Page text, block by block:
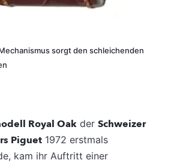
sorgt den schleichenden
Royal Oak der Schweizer
Piguet 1972 erstmals
kam ihr Auftritt einer